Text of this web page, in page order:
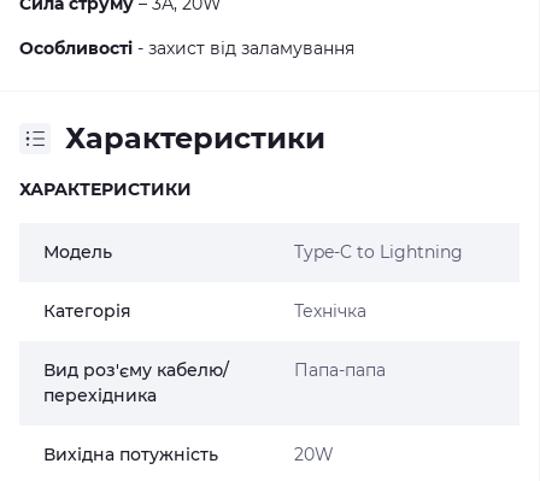
Особливості - захист від заламування
Характеристики
ХАРАКТЕРИСТИКИ
Модель Type-C to Lightning
Категорія Технічка
Вид роз'єму кабелю/
перехідника
Папа-папа
Вихідна потужність 20W